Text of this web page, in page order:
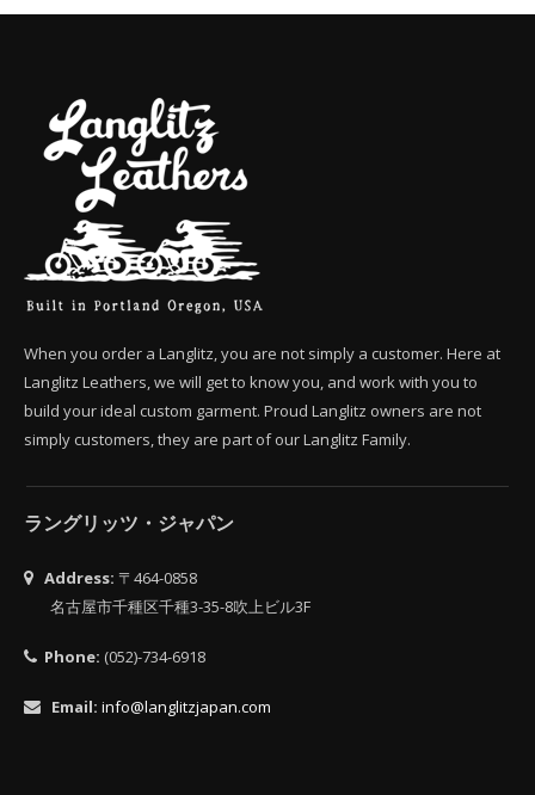
When you order a Langlitz, you are not simply a customer. Here at
Langlitz Leathers, we will get to know you, and work with you to
build your ideal custom garment. Proud Langlitz owners are not
simply customers, they are part of our Langlitz Family.
ラングリッツ・ジャパン
Address: 〒464-0858
名古屋市千種区千種3-35-8吹上ビル3F
Phone: (052)-734-6918
Email: info@langlitzjapan.com